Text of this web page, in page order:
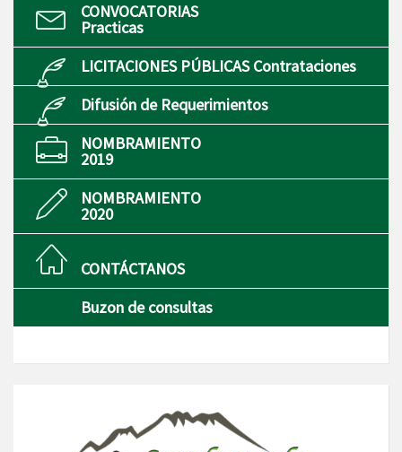
CONVOCATORIAS
Practicas
LICITACIONES PÚBLICAS Contrataciones
Difusión de Requerimientos
NOMBRAMIENTO
2019
NOMBRAMIENTO
2020
CONTÁCTANOS
Buzon de consultas